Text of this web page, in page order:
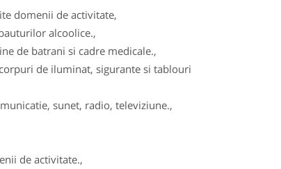
domenii de activitate,
alcoolice.,
de batrani si cadre medicale.,
de iluminat, sigurante si tablouri
sunet, radio, televiziune.,
de activitate.,